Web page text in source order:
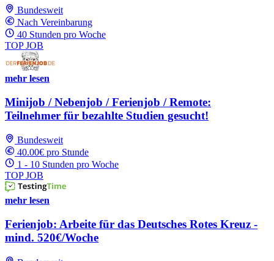
Bundesweit
Nach Vereinbarung
40 Stunden pro Woche
TOP JOB
mehr lesen
Minijob / Nebenjob / Ferienjob / Remote:
Teilnehmer für bezahlte Studien gesucht!
Bundesweit
40.00€ pro Stunde
1 - 10 Stunden pro Woche
TOP JOB
mehr lesen
Ferienjob: Arbeite für das Deutsches Rotes Kreuz -
mind. 520€/Woche